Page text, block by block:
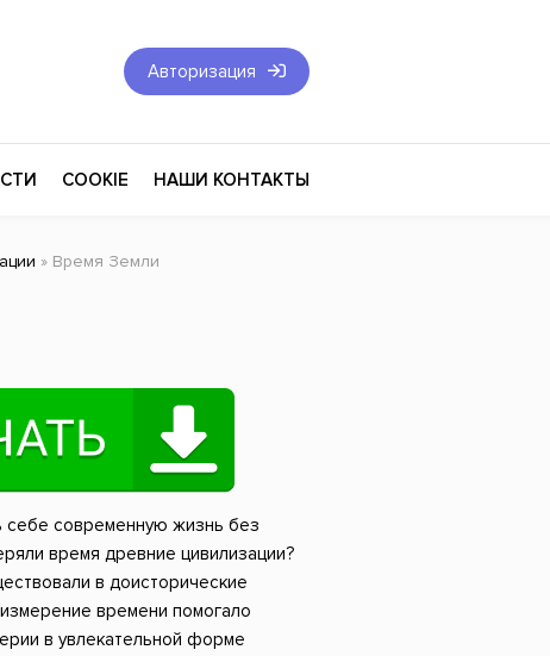
Авторизация
Эзотерика
Экономика
COOKIE НАШИ КОНТАКТЫ
» Время Земли
себе современную жизнь без
время древние цивилизации?
в доисторические
времени помогало
в увлекательной форме